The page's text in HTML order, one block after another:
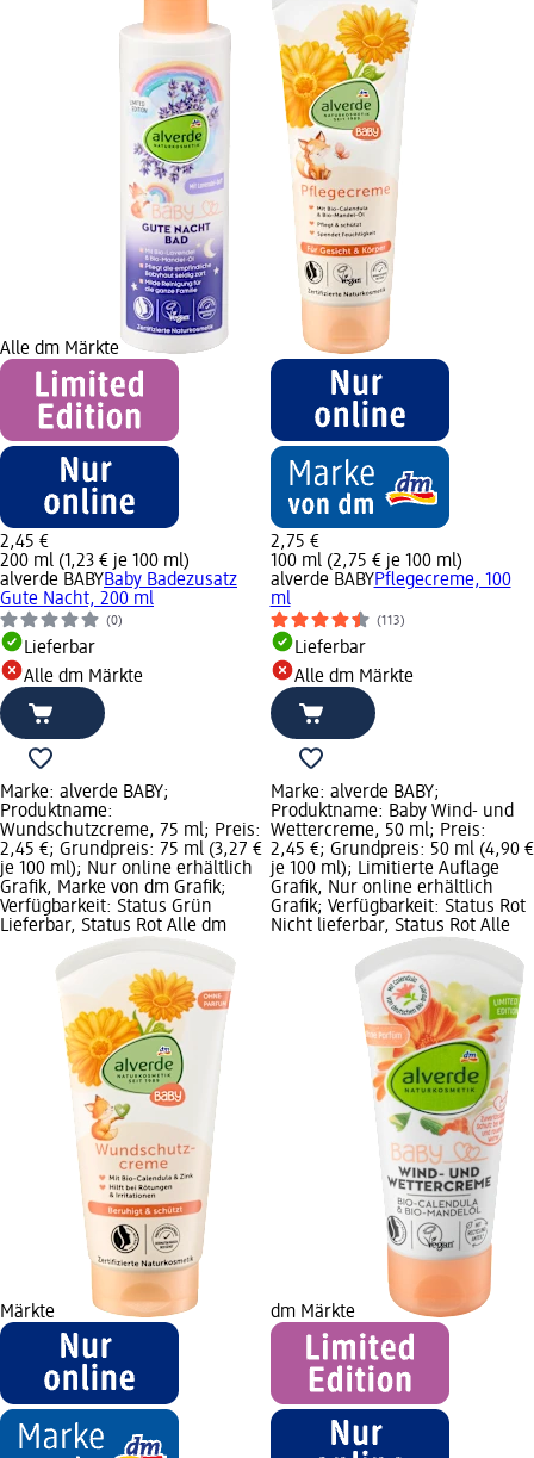
Alle dm Märkte
2,45 €
200 ml (1,23 € je 100 ml)
alverde BABYBaby Badezusatz
Gute Nacht, 200 ml
(0)
Lieferbar
Alle dm Märkte
2,75 €
100 ml (2,75 € je 100 ml)
alverde BABYPflegecreme, 100
ml
(113)
Lieferbar
Alle dm Märkte
Marke: alverde BABY;
Produktname:
Wundschutzcreme, 75 ml; Preis:
2,45 €; Grundpreis: 75 ml (3,27 €
je 100 ml); Nur online erhältlich
Grafik, Marke von dm Grafik;
Verfügbarkeit: Status Grün
Lieferbar, Status Rot Alle dm
Märkte
Marke: alverde BABY;
Produktname: Baby Wind- und
Wettercreme, 50 ml; Preis:
2,45 €; Grundpreis: 50 ml (4,90 €
je 100 ml); Limitierte Auflage
Grafik, Nur online erhältlich
Grafik; Verfügbarkeit: Status Rot
Nicht lieferbar, Status Rot Alle
dm Märkte